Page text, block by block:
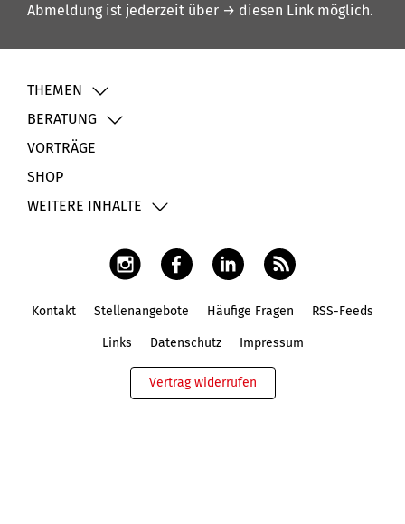
Abmeldung ist jederzeit über → diesen Link möglich.
THEMEN
BERATUNG
VORTRÄGE
SHOP
WEITERE INHALTE
Kontakt Stellenangebote Häufige Fragen RSS-Feeds
Links Datenschutz Impressum
Vertrag widerrufen